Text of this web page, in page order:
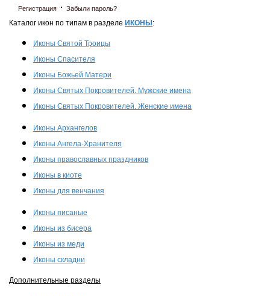
Регистрация · Забыли пароль?
Каталог икон по типам в разделе ИКОНЫ :
Иконы Святой Троицы
Иконы Спасителя
Иконы Божьей Матери
Иконы Святых Покровителей. Мужские имена
Иконы Святых Покровителей. Женские имена
Иконы Архангелов
Иконы Ангела-Хранителя
Иконы православных праздников
Иконы в киоте
Иконы для венчания
Иконы писаные
Иконы из бисера
Иконы из меди
Иконы складни
Дополнительные разделы